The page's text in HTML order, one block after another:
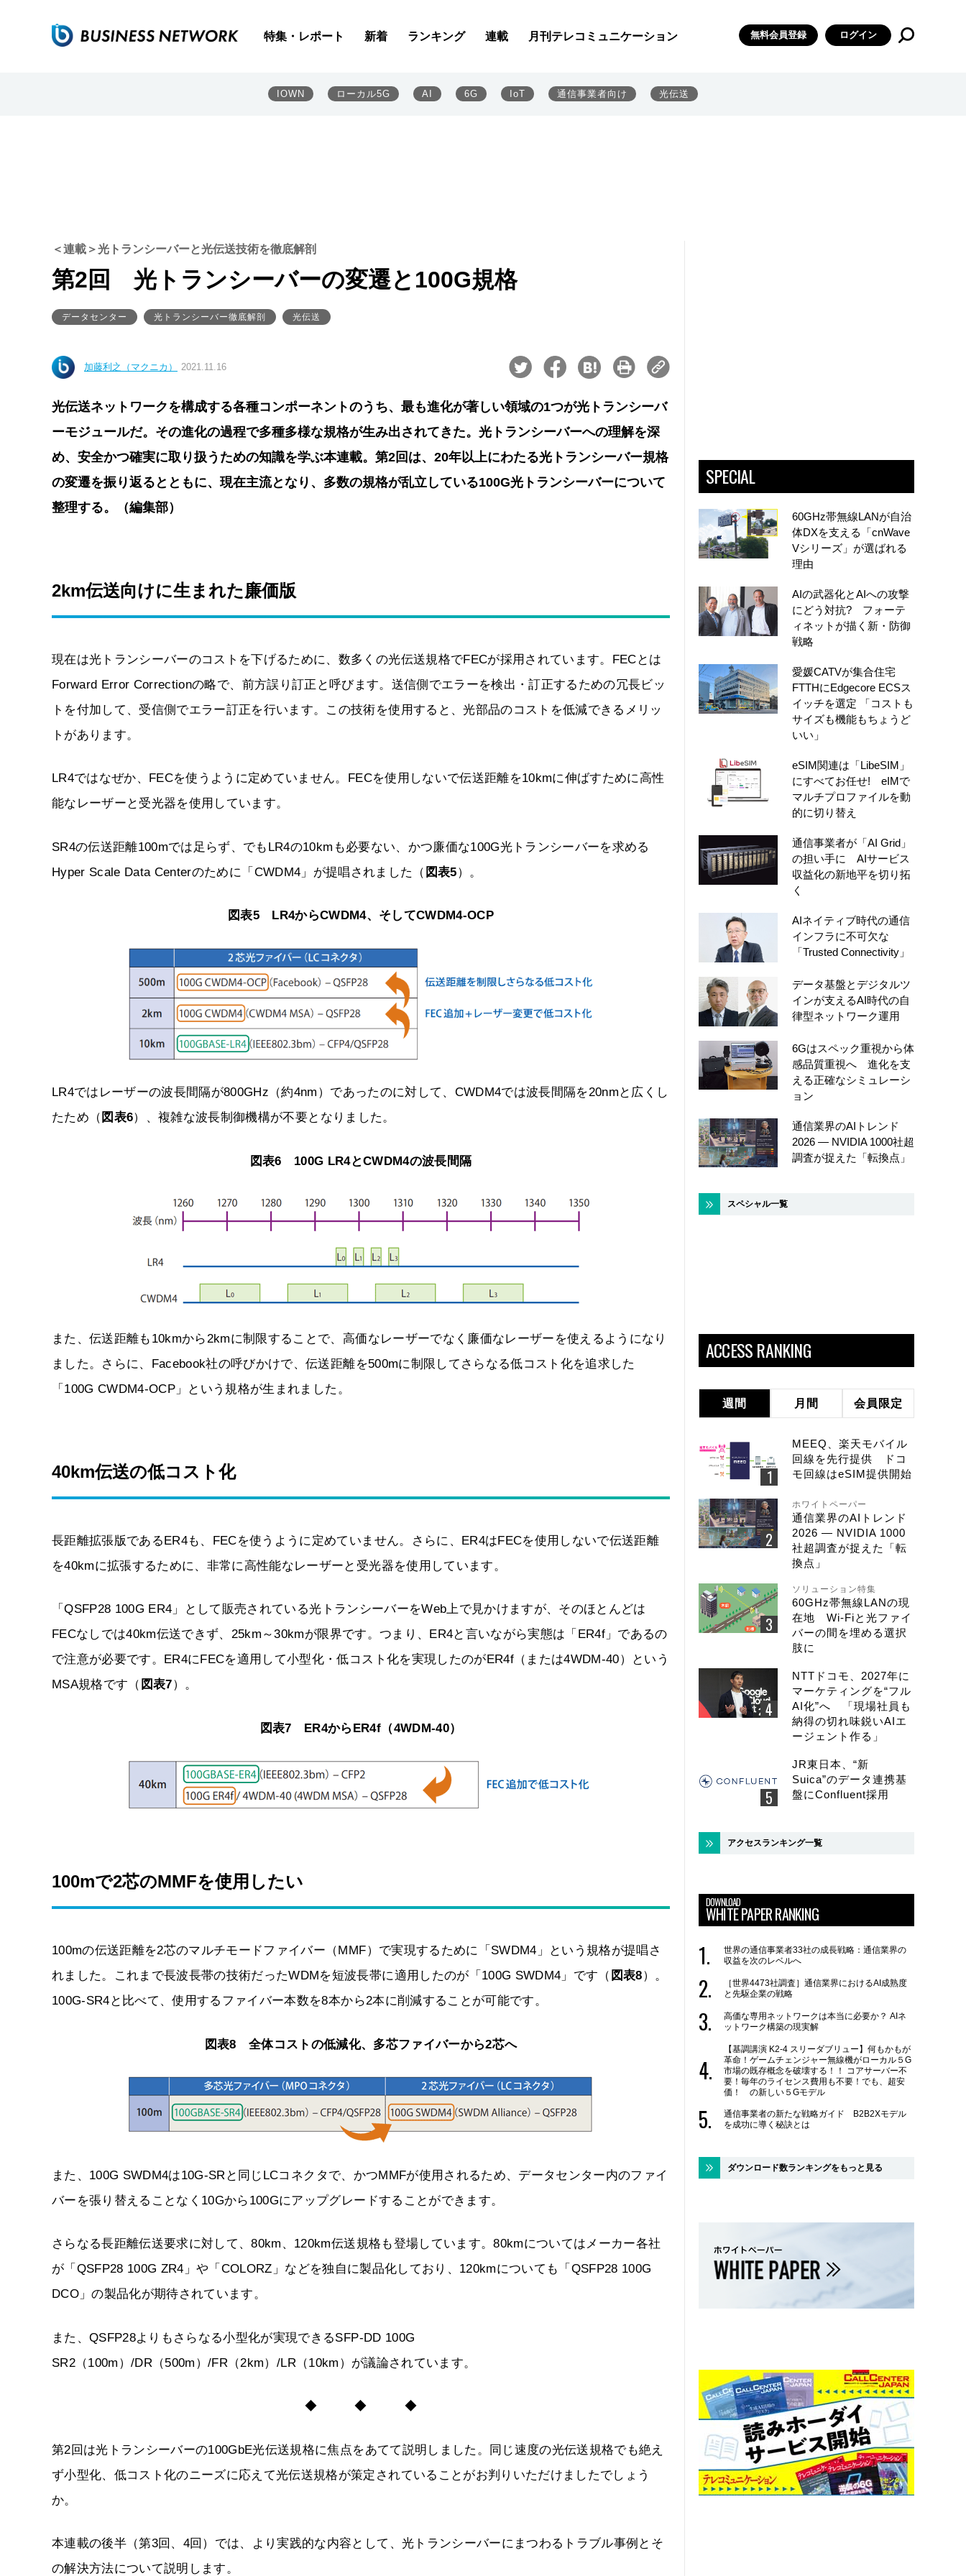
特集・レポート 新着 ランキング 連載 月刊テレコミュニケーション 無料会員登録 ログイン
IOWN ローカル5G AI 6G IoT 通信事業者向け 光伝送
＜連載＞光トランシーバーと光伝送技術を徹底解剖
第2回 光トランシーバーの変遷と100G規格
データセンター 光トランシーバー徹底解剖 光伝送
加藤利之（マクニカ） 2021.11.16
光伝送ネットワークを構成する各種コンポーネントのうち、最も進化が著しい領域の1つが光トランシーバ
ーモジュールだ。その進化の過程で多種多様な規格が生み出されてきた。光トランシーバーへの理解を深
め、安全かつ確実に取り扱うための知識を学ぶ本連載。第2回は、20年以上にわたる光トランシーバー規格
の変遷を振り返るとともに、現在主流となり、多数の規格が乱立している100G光トランシーバーについて
整理する。（編集部）
2km伝送向けに生まれた廉価版
現在は光トランシーバーのコストを下げるために、数多くの光伝送規格でFECが採用されています。FECとは
Forward Error Correctionの略で、前方誤り訂正と呼びます。送信側でエラーを検出・訂正するための冗長ビッ
トを付加して、受信側でエラー訂正を行います。この技術を使用すると、光部品のコストを低減できるメリッ
トがあります。
LR4ではなぜか、FECを使うように定めていません。FECを使用しないで伝送距離を10kmに伸ばすために高性
能なレーザーと受光器を使用しています。
SR4の伝送距離100mでは足らず、でもLR4の10kmも必要ない、かつ廉価な100G光トランシーバーを求める
Hyper Scale Data Centerのために「CWDM4」が提唱されました（ 図表5）。
図表5 LR4からCWDM4、そしてCWDM4-OCP
LR4ではレーザーの波長間隔が800GHz（約4nm）であったのに対して、CWDM4では波長間隔を20nmと広くし
たため（ 図表6）、複雑な波長制御機構が不要となりました。
図表6 100G LR4とCWDM4の波長間隔
また、伝送距離も10kmから2kmに制限することで、高価なレーザーでなく廉価なレーザーを使えるようになり
ました。さらに、Facebook社の呼びかけで、伝送距離を500mに制限してさらなる低コスト化を追求した
「100G CWDM4-OCP」という規格が生まれました。
40km伝送の低コスト化
長距離拡張版であるER4も、FECを使うように定めていません。さらに、ER4はFECを使用しないで伝送距離
を40kmに拡張するために、非常に高性能なレーザーと受光器を使用しています。
「QSFP28 100G ER4」として販売されている光トランシーバーをWeb上で見かけますが、そのほとんどは
FECなしでは40km伝送できず、25km～30kmが限界です。つまり、ER4と言いながら実態は「ER4f」であるの
で注意が必要です。ER4にFECを適用して小型化・低コスト化を実現したのがER4f（または4WDM-40）という
MSA規格です（ 図表7）。
図表7 ER4からER4f（4WDM-40）
100mで2芯のMMFを使用したい
100mの伝送距離を2芯のマルチモードファイバー（MMF）で実現するために「SWDM4」という規格が提唱さ
れました。これまで長波長帯の技術だったWDMを短波長帯に適用したのが「100G SWDM4」です（ 図表8）。
100G-SR4と比べて、使用するファイバー本数を8本から2本に削減することが可能です。
図表8 全体コストの低減化、多芯ファイバーから2芯へ
また、100G SWDM4は10G-SRと同じLCコネクタで、かつMMFが使用されるため、データセンター内のファイ
バーを張り替えることなく10Gから100Gにアップグレードすることができます。
さらなる長距離伝送要求に対して、80km、120km伝送規格も登場しています。80kmについてはメーカー各社
が「QSFP28 100G ZR4」や「COLORZ」などを独自に製品化しており、120kmについても「QSFP28 100G
DCO」の製品化が期待されています。
また、QSFP28よりもさらなる小型化が実現できるSFP-DD 100G
SR2（100m）/DR（500m）/FR（2km）/LR（10km）が議論されています。
◆ ◆ ◆
第2回は光トランシーバーの100GbE光伝送規格に焦点をあてて説明しました。同じ速度の光伝送規格でも絶え
ず小型化、低コスト化のニーズに応えて光伝送規格が策定されていることがお判りいただけましたでしょう
か。
本連載の後半（第3回、4回）では、より実践的な内容として、光トランシーバーにまつわるトラブル事例とそ
の解決方法について説明します。
SPECIAL
60GHz帯無線LANが自治
体DXを支える「cnWave
Vシリーズ」が選ばれる
理由
AIの武器化とAIへの攻撃
にどう対抗? フォーテ
ィネットが描く新・防御
戦略
愛媛CATVが集合住宅
FTTHにEdgecore ECSス
イッチを選定 「コストも
サイズも機能もちょうど
いい」
eSIM関連は「LibeSIM」
にすべてお任せ! eIMで
マルチプロファイルを動
的に切り替え
通信事業者が「AI Grid」
の担い手に AIサービス
収益化の新地平を切り拓
く
AIネイティブ時代の通信
インフラに不可欠な
「Trusted Connectivity」
データ基盤とデジタルツ
インが支えるAI時代の自
律型ネットワーク運用
6Gはスペック重視から体
感品質重視へ 進化を支
える正確なシミュレーシ
ョン
通信業界のAIトレンド
2026 ― NVIDIA 1000社超
調査が捉えた「転換点」
スペシャル一覧
ACCESS RANKING
週間 月間 会員限定
MEEQ、楽天モバイル
回線を先行提供 ドコ
モ回線はeSIM提供開始
ホワイトペーパー
通信業界のAIトレンド
2026 ― NVIDIA 1000
社超調査が捉えた「転
換点」
ソリューション特集
60GHz帯無線LANの現
在地 Wi-Fiと光ファイ
バーの間を埋める選択
肢に
NTTドコモ、2027年に
マーケティングを“フル
AI化”へ 「現場社員も
納得の切れ味鋭いAIエ
ージェント作る」
JR東日本、“新
Suica”のデータ連携基
盤にConfluent採用
アクセスランキング一覧
DOWNLOAD
WHITE PAPER RANKING
世界の通信事業者33社の成長戦略：通信業界の
収益を次のレベルへ
［世界4473社調査］通信業界におけるAI成熟度
と先駆企業の戦略
高価な専用ネットワークは本当に必要か？ AIネ
ットワーク構築の現実解
【基調講演 K2-4 スリーダブリュー】何もかもが
革命！ゲームチェンジャー無線機がローカル５G
市場の既存概念を破壊する！！ コアサーバー不
要！毎年のライセンス費用も不要！でも、超安
価！ の新しい５Gモデル
通信事業者の新たな戦略ガイド B2B2Xモデル
を成功に導く秘訣とは
ダウンロード数ランキングをもっと見る